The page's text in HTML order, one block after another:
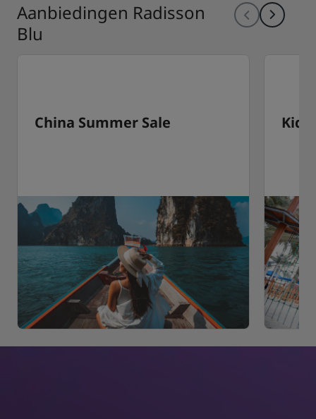
Aanbiedingen Radisson
Blu
China Summer Sale Kids